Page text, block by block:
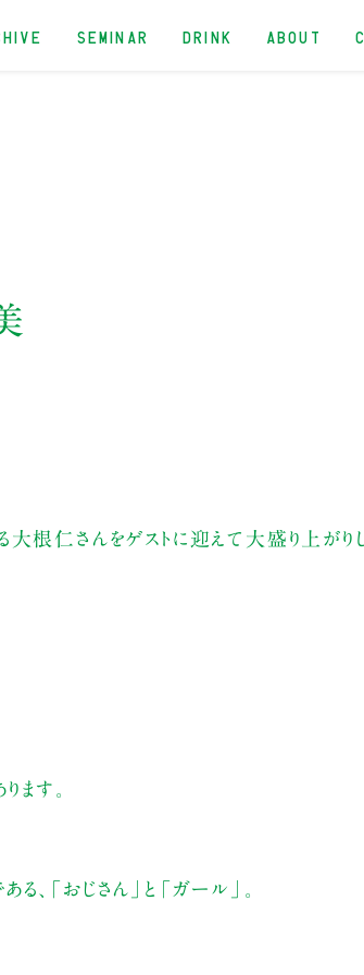
SEMINAR DRINK ABOUT
仁さんをゲストに迎えて大盛り上がり
ます。
、「おじさん」と「ガール」。